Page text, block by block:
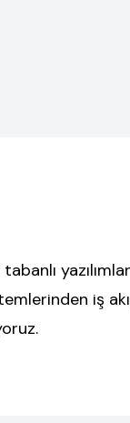
yazılımlar
iş